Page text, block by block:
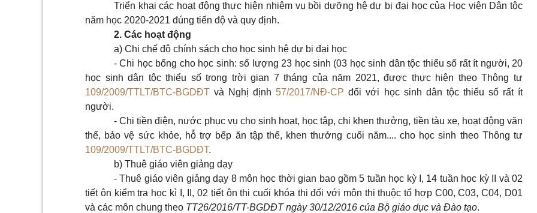
Triển khai các hoạt động thực hiện nhiệm vụ bồi dưỡng hệ dự bị đại học của Học viện Dân tộc
năm học 2020-2021 đúng tiến độ và quy định.
2. Các hoạt động
a) Chi chế độ chính sách cho học sinh hệ dự bị đại học
- Chi học bổng cho học sinh: số lượng 23 học sinh (03 học sinh dân tộc thiểu số rất ít người, 20
học sinh dân tộc thiểu số trong trời gian 7 tháng của năm 2021, được thực hiện theo Thông tư
109/2009/TTLT/BTC-BGDĐT và Nghịđịnh 57/2017/NĐ-CP đối với học sinh dân tộc thiểu số rất ít
người.
- Chi tiền điện, nước phục vụ cho sinh hoạt, học tập, chi khen thưởng, tiền tàu xe, hoạt động văn
thể, bảo vệ sức khỏe, hỗ trợ bếp ăn tập thể, khen thưởng cuối năm.... cho học sinh theo Thông tư
109/2009/TTLT/BTC-BGDĐT.
b) Thuê giáo viên giảng dạy
- Thuê giáo viên giảng dạy 8 môn học thời gian bao gồm 5 tuần học kỳ I, 14 tuần học kỳ II và 02
tiết ôn kiểm tra học kì I, II, 02 tiết ôn thi cuối khóa thi đối với môn thi thuộc tổ hợp C00, C03, C04, D01
và các môn chung theo TT26/2016/TT-BGDĐT ngày 30/12/2016 của Bộ giáo dục và Đào tạo.